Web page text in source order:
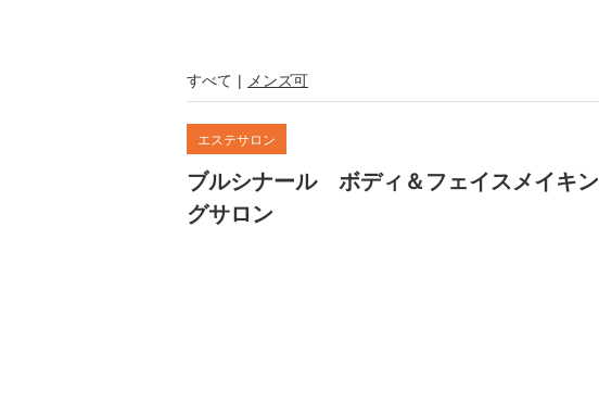
すべて メンズ可
エステサロン
ブルシナール ボディ＆フェイスメイキン
グサロン